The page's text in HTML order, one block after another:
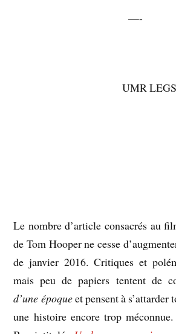
—-
UMR
Le nombre d’article consacrés au
de Tom Hooper ne cesse
de janvier 2016. Critiques et
mais peu de papiers tentent de
d’une époqueet pensent à s’attarder
une histoire encore trop